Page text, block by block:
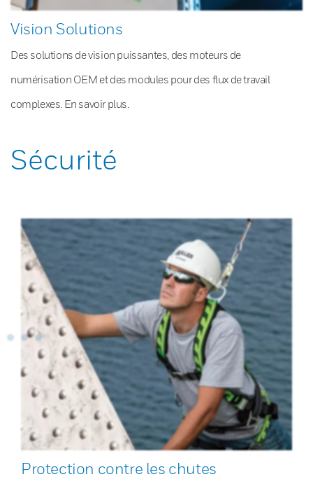
Vision Solutions
Des solutions de vision puissantes, des moteurs de
numérisation OEM et des modules pour des flux de travail
complexes. En savoir plus.
Sécurité
Protection contre les chutes